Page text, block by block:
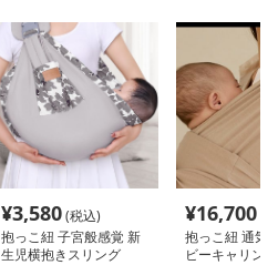
¥3,580(税込)
抱っこ紐 子宮般感覚 新
生児横抱きスリング
¥16,700
抱っこ紐 通気
ビーキャリング